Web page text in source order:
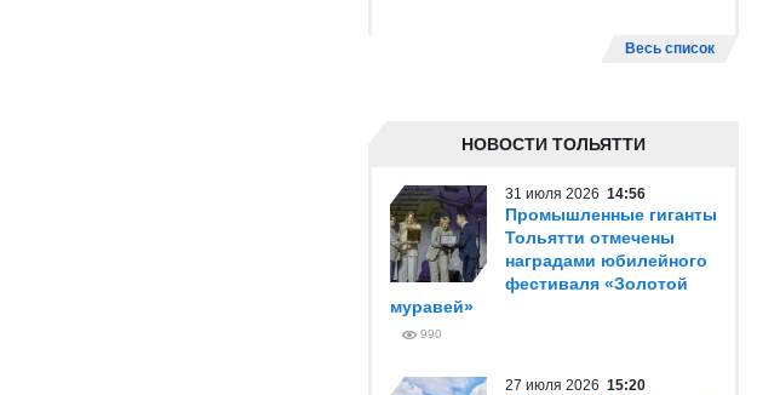
Весь список
НОВОСТИ ТОЛЬЯТТИ
31 июля 2026 14:56
Промышленные гиганты
Тольятти отмечены
наградами юбилейного
фестиваля «Золотой
муравей»
990
27 июля 2026 15:20